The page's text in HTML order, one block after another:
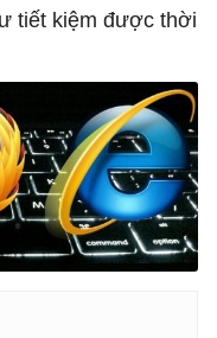
tiết kiệm được thời